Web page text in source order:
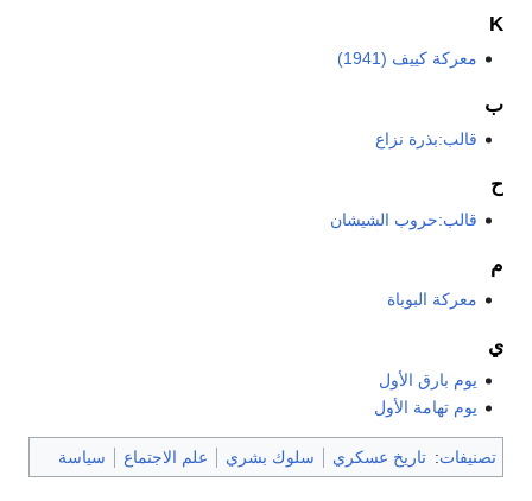
K
معركة كييف (1941)
ب
قالب:بذرة نزاع
ح
قالب:حروب الشيشان
م
معركة البوباة
ي
يوم بارق الأول
يوم تهامة الأول
تصنيفات: تاريخ عسكري سلوك بشري علم الاجتماع سياسة